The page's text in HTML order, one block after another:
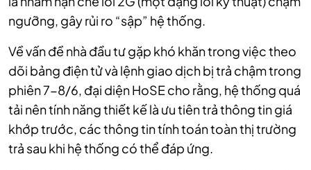
ngưỡng, gây rủi ro “sập” hệ thống.
Về vấn đề nhà đầu tư gặp khó khăn trong việc theo
dõi bảng điện tử và lệnh giao dịch bị trả chậm trong
phiên 7-8/6, đại diện HoSE cho rằng, hệ thống quá
tải nên tính năng thiết kế là ưu tiên trả thông tin giá
khớp trước, các thông tin tính toán toàn thị trường
trả sau khi hệ thống có thể đáp ứng.